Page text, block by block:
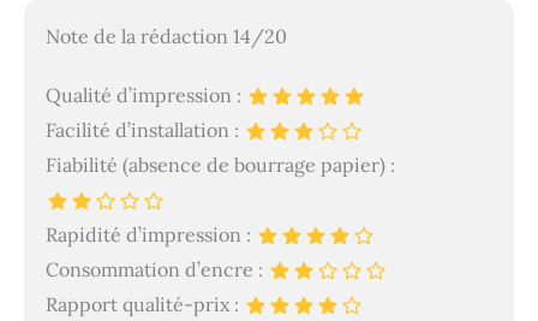
Note de la rédaction 14/20
Qualité d’impression :
Facilité d’installation :
Fiabilité (absence de bourrage papier) :
Rapidité d’impression :
Consommation d’encre :
Rapport qualité-prix :